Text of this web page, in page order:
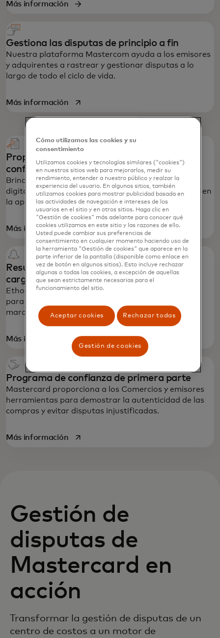
Más información
Gestiona las disputas de principio a fin
Nuestra plataforma Mastercom ayuda a los emisores
y adquirentes a rastrear y gestionar disputas a lo
largo de todo el ciclo de vida.
Más informaciónse abre en una pestaña nueva
Proporciona claridad para reducir la
confusión
Brinda a los clientes más detalles, como recibos
digitales o suscripciones inteligentes, directamente en
la aplicación de tu banco.
Más informaciónse abre en una pestaña nueva
Resuelve disputas y evita devoluciones de
cargo
Ethoca Alerts conecta a los Comercios y emisores
para compartir datos de disputas neutrales a la
marca y evitar devoluciones de cargo.
Más información se abre en una pestaña nueva
Programa de confianza de primera parte
Mastercard proporciona a los Comercios y emisores
herramientas para demostrar la autenticidad de las
compras y evitar disputas injustificadas.
Más informaciónse abre en una pestaña nueva
Gestión de
disputas de
Mastercard en
acción
Transformar la gestión de disputas de un
centro de costos a un motor de
Cómo utilizamos las cookies y su
consentimiento
Utilizamos cookies y tecnologías similares ("cookies")
en nuestros sitios web para mejorarlos, medir su
rendimiento, entender a nuestro público y realzar la
experiencia del usuario. En algunos sitios, también
utilizamos cookies para mostrar publicidad basada en
las actividades de navegación e intereses de los
usuarios en el sitio y en otros sitios. Haga clic en
"Gestión de cookies" más adelante para conocer qué
cookies utilizamos en este sitio y las razones de ello.
Usted puede cambiar sus preferencias de
consentimiento en cualquier momento haciendo uso de
la herramienta "Gestión de cookies" que aparece en la
parte inferior de la pantalla (disponible como enlace en
vez de botón en algunos sitios). Esto incluye rechazar
algunas o todas las cookies, a excepción de aquellas
que sean estrictamente necesarias para el
funcionamiento del sitio.
Aceptar cookies Rechazar todas
Gestión de cookies